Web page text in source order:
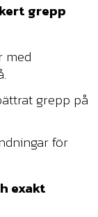
grepp
med
grepp på
för
exakt